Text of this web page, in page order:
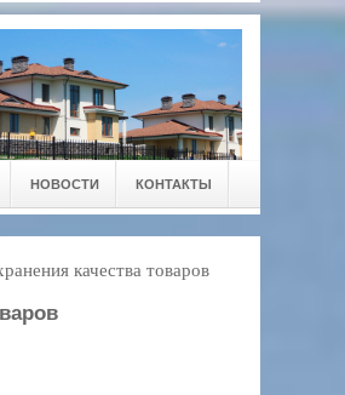
НОВОСТИ КОНТАКТЫ
качества товаров